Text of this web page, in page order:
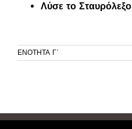
Λύσε το Σταυρόλεξο
ΕΝΟΤΗΤΑ Γ΄